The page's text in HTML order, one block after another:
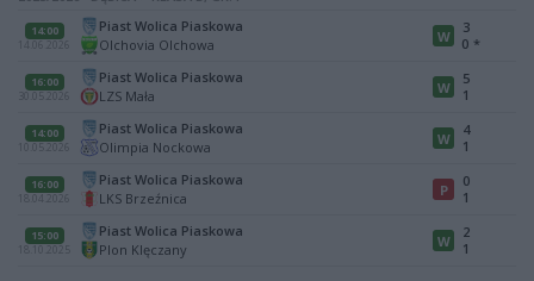
14:00
14.06.2026
Piast Wolica Piaskowa
Olchovia Olchowa
W
3
0 *
16:00
30.05.2026
Piast Wolica Piaskowa
LZS Mała
W
5
1
14:00
10.05.2026
Piast Wolica Piaskowa
Olimpia Nockowa
W
4
1
16:00
18.04.2026
Piast Wolica Piaskowa
LKS Brzeźnica
P
0
1
15:00
18.10.2025
Piast Wolica Piaskowa
Plon Klęczany
W
2
1